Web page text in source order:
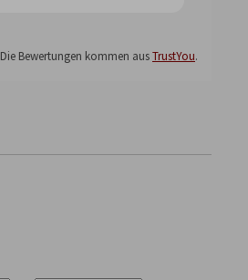
Die Bewertungen kommen ausTrustYou.